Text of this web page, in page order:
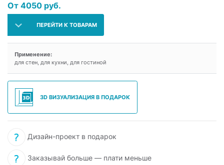
От 4050 руб.
ПЕРЕЙТИ К ТОВАРАМ
Применение:
для стен, для кухни, для гостиной
3D ВИЗУАЛИЗАЦИЯ В ПОДАРОК
Дизайн-проект в подарок
Заказывай больше — плати меньше